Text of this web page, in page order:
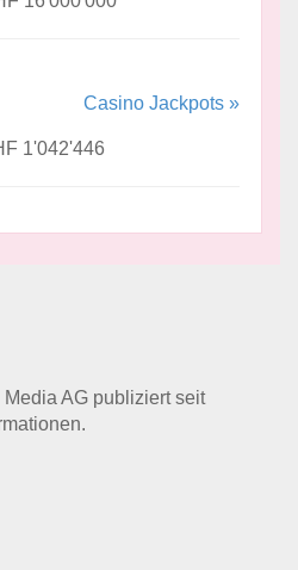
Casino Jackpots »
1'042'446
AG publiziert seit